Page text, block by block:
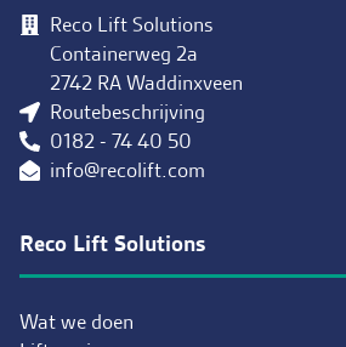
Reco Lift Solutions
Containerweg 2a
2742 RA Waddinxveen
Routebeschrijving
0182 - 74 40 50
info@recolift.com
Reco Lift Solutions
Wat we doen